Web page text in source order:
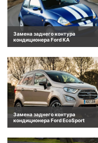
Замена заднего контура
кондиционера Ford KA
Замена заднего контура
кондиционера Ford EcoSport